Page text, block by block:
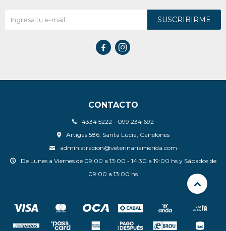
CONTACTO
4334 5222 - 099 234 692
Artigas 586, Santa Lucia, Canelones
administracion@veterinariamerida.com
De Lunes a Viernes de 09:00 a 13:00 - 14:30 a 19:00 hs y Sábados de
09:00 a 13:00 hs
SUSCRIBIRME
 